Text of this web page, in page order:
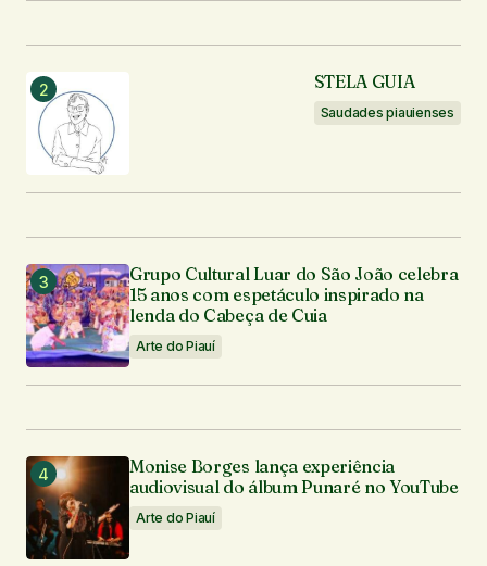
Seu nome*
Seu e-mail
Enviar comentário
STELA GUIA
Saudades piauienses
Grupo Cultural Luar do São João celebra
15 anos com espetáculo inspirado na
lenda do Cabeça de Cuia
Arte do Piauí
Monise Borges lança experiência
audiovisual do álbum Punaré no YouTube
Arte do Piauí